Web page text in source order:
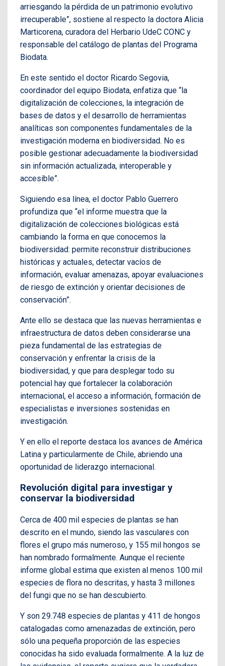
arriesgando la pérdida de un patrimonio evolutivo
irrecuperable”, sostiene al respecto la doctora Alicia
Marticorena, curadora del Herbario UdeC CONC y
responsable del catálogo de plantas del Programa
Biodata.
En este sentido el doctor Ricardo Segovia,
coordinador del equipo Biodata, enfatiza que “la
digitalización de colecciones, la integración de
bases de datos y el desarrollo de herramientas
analíticas son componentes fundamentales de la
investigación moderna en biodiversidad. No es
posible gestionar adecuadamente la biodiversidad
sin información actualizada, interoperable y
accesible”.
Siguiendo esa línea, el doctor Pablo Guerrero
profundiza que “el informe muestra que la
digitalización de colecciones biológicas está
cambiando la forma en que conocemos la
biodiversidad: permite reconstruir distribuciones
históricas y actuales, detectar vacíos de
información, evaluar amenazas, apoyar evaluaciones
de riesgo de extinción y orientar decisiones de
conservación”.
Ante ello se destaca que las nuevas herramientas e
infraestructura de datos deben considerarse una
pieza fundamental de las estrategias de
conservación y enfrentar la crisis de la
biodiversidad, y que para desplegar todo su
potencial hay que fortalecer la colaboración
internacional, el acceso a información, formación de
especialistas e inversiones sostenidas en
investigación.
Y en ello el reporte destaca los avances de América
Latina y particularmente de Chile, abriendo una
oportunidad de liderazgo internacional.
Revolución digital para investigar y
conservar la biodiversidad
Cerca de 400 mil especies de plantas se han
descrito en el mundo, siendo las vasculares con
flores el grupo más numeroso, y 155 mil hongos se
han nombrado formalmente. Aunque el reciente
informe global estima que existen al menos 100 mil
especies de flora no descritas, y hasta 3 millones
del fungi que no se han descubierto.
Y son 29.748 especies de plantas y 411 de hongos
catalogadas como amenazadas de extinción, pero
sólo una pequeña proporción de las especies
conocidas ha sido evaluada formalmente. A la luz de